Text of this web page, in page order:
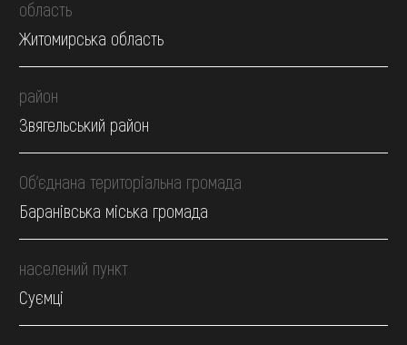
область
Житомирська область
район
Звягельський район
Об’єднана територіальна громада
Баранівська міська громада
населений пункт
Суємці